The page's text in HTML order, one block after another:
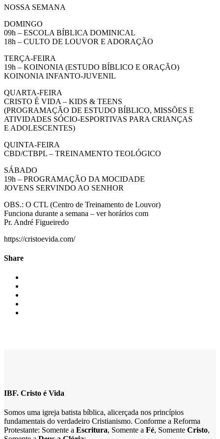
NOSSA SEMANA
DOMINGO
09h – ESCOLA BÍBLICA DOMINICAL
18h – CULTO DE LOUVOR E ADORAÇÃO
TERÇA-FEIRA
19h – KOINONIA (ESTUDO BÍBLICO E ORAÇÃO)
KOINONIA INFANTO-JUVENIL
QUARTA-FEIRA
CRISTO É VIDA – KIDS & TEENS
(PROGRAMAÇÃO DE ESTUDO BÍBLICO, MISSÕES E
ATIVIDADES SÓCIO-ESPORTIVAS PARA CRIANÇAS
E ADOLESCENTES)
QUINTA-FEIRA
CBD/CTBPL – TREINAMENTO TEOLÓGICO
SÁBADO
19h – PROGRAMAÇÃO DA MOCIDADE
JOVENS SERVINDO AO SENHOR
OBS.: O CTL (Centro de Treinamento de Louvor)
Funciona durante a semana – ver horários com
Pr. André Figueiredo
https://cristoevida.com/
Share
IBF. Cristo é Vida
Somos uma igreja batista bíblica, alicerçada nos princípios
fundamentais do verdadeiro Cristianismo. Conforme a Reforma
Protestante: Somente a Escritura, Somente a Fé, Somente Cristo,